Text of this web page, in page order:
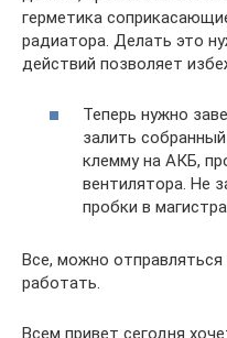
герметика
радиатора. Делать это
действий позволяет
Теперь нужно
залить
клемму на АКБ,
вентилятора. Не
пробки в
Все, можно
работать.
Всем привет сегодня